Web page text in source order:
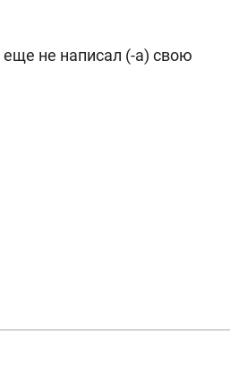
не написал (-а) свою